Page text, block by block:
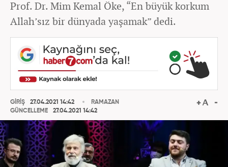
Prof. Dr. Mim Kemal Öke, “En büyük korkum
Allah’sız bir dünyada yaşamak” dedi.
GİRİŞ
27.04.2021 14:42
GÜNCELLEME
27.04.2021 14:42
RAMAZAN